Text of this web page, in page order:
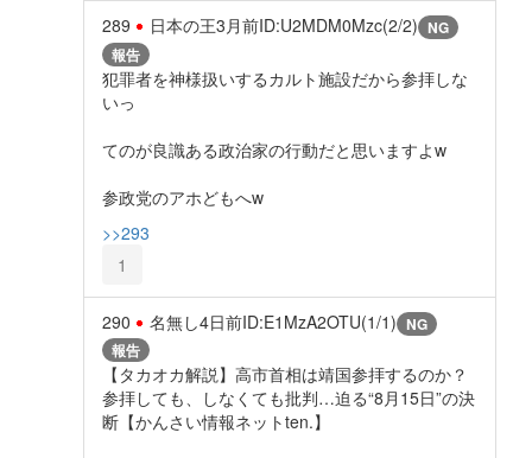
289 日本の王3月前ID:U2MDM0Mzc(2/2) NG
報告
犯罪者を神様扱いするカルト施設だから参拝しな
いっ
てのが良識ある政治家の行動だと思いますよw
参政党のアホどもへw
>>293
1
290 名無し4日前ID:E1MzA2OTU(1/1) NG
報告
【タカオカ解説】高市首相は靖国参拝するのか？
参拝しても、しなくても批判…迫る“8月15日”の決
断【かんさい情報ネットten.】